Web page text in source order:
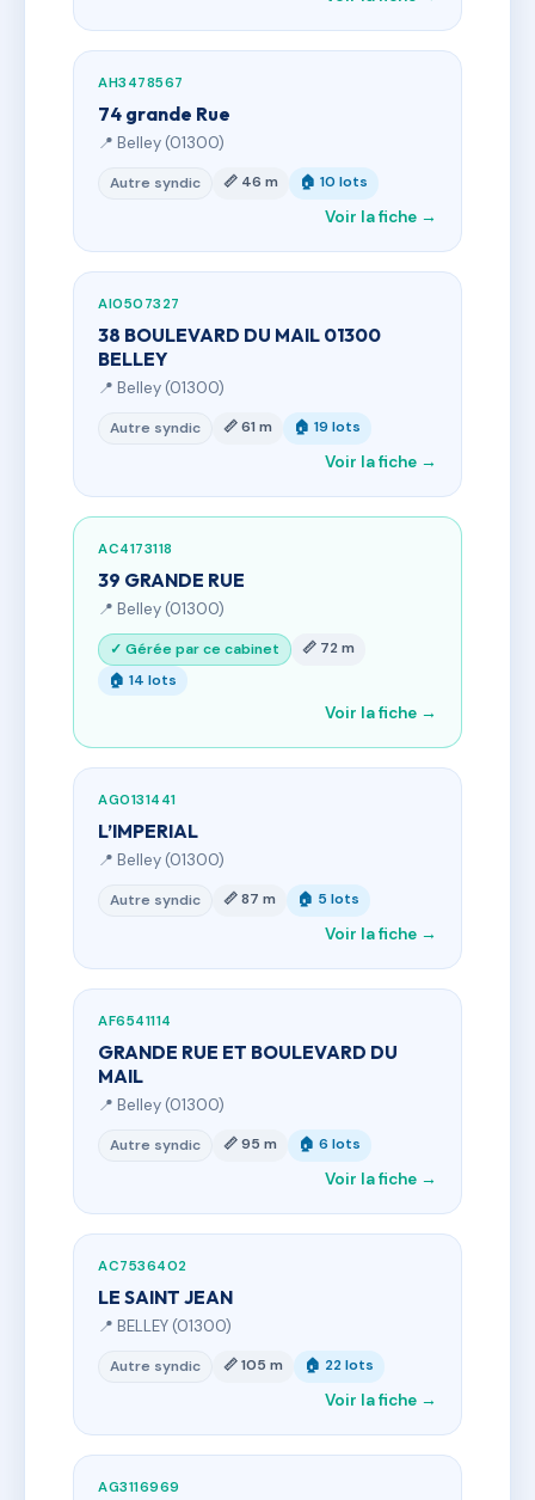
AH3478567
74 grande Rue
📍 Belley (01300)
Autre syndic 📏 46 m 🏠 10 lots
Voir la fiche →
AI0507327
38 BOULEVARD DU MAIL 01300
BELLEY
📍 Belley (01300)
Autre syndic 📏 61 m 🏠 19 lots
Voir la fiche →
AC4173118
39 GRANDE RUE
📍 Belley (01300)
✓ Gérée par ce cabinet
📏 72 m
🏠 14 lots
Voir la fiche →
AG0131441
L’IMPERIAL
📍 Belley (01300)
Autre syndic 📏 87 m 🏠 5 lots
Voir la fiche →
AF6541114
GRANDE RUE ET BOULEVARD DU
MAIL
📍 Belley (01300)
Autre syndic 📏 95 m 🏠 6 lots
Voir la fiche →
AC7536402
LE SAINT JEAN
📍 BELLEY (01300)
Autre syndic 📏 105 m 🏠 22 lots
Voir la fiche →
AG3116969